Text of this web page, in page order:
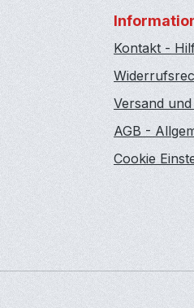
Kontakt -
Versand
AGB -
Cookie